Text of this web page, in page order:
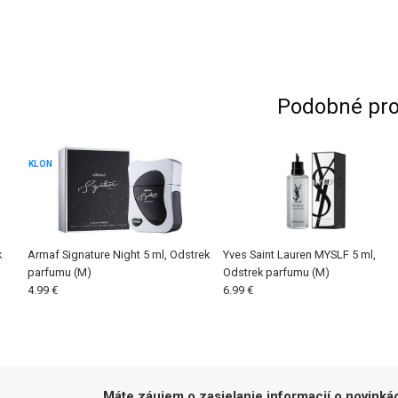
Podobné
Armaf Signature Night 5 ml, Odstrek
parfumu (M)
KLON
4.99 €
Yves Saint Lauren MYSLF 5 ml,
Odstrek parfumu (M)
6.99 €